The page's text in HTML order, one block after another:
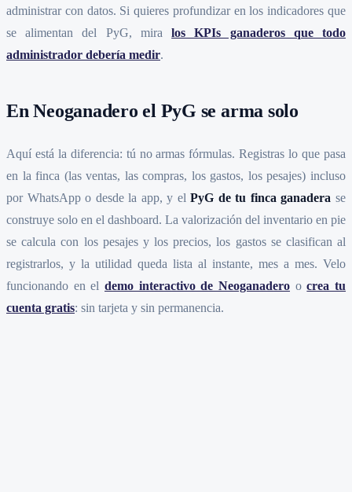
administrar con datos. Si quieres profundizar en los indicadores que
se alimentan del PyG, mira
los KPIs ganaderos que todo
administrador debería medir.
En Neoganadero el PyG se arma solo
Aquí está la diferencia: tú no armas fórmulas. Registras lo que pasa
en la finca (las ventas, las compras, los gastos, los pesajes) incluso
por WhatsApp o desde la app, y elPyG de tu finca ganadera se
construye solo en el dashboard. La valorización del inventario en pie
se calcula con los pesajes y los precios, los gastos se clasifican al
registrarlos, y la utilidad queda lista al instante, mes a mes. Velo
funcionando en el demo interactivo de Neoganadero ocrea tu
cuenta gratis: sin tarjeta y sin permanencia.